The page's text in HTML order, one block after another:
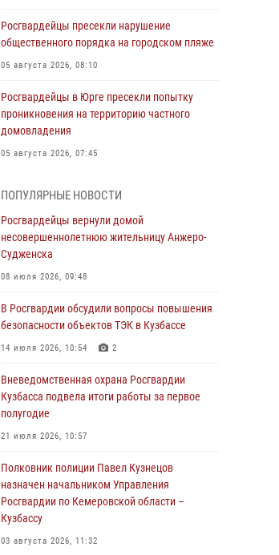
Росгвардейцы пресекли нарушение
общественного порядка на городском пляже
05 августа 2026, 08:10
Росгвардейцы в Юрге пресекли попытку
проникновения на территорию частного
домовладения
05 августа 2026, 07:45
бронзу чемпионата России по парашютно-
атлетическому многоборью
04 августа 2026, 10:48 2
Кузбассовцы высоко оценили качество
подразделениями ЛРР Росгвардии
04 августа 2026, 09:42
юных путешественников из Новокузнецка
04 августа 2026, 08:42
Росгвардейцы задержали нарушителя
кемеровской гостинице
04 августа 2026, 07:41
Кемеровские росгвардейцы пресекли
попытку хищения товара путем подмены
ПОПУЛЯРНЫЕ НОВОСТИ
Росгвардейцы вернули домой
несовершеннолетнюю жительницу Анжеро-
Судженска
08 июля 2026, 09:48
В Росгвардии обсудили вопросы повышения
безопасности объектов ТЭК в Кузбассе
14 июля 2026, 10:54 2
Вневедомственная охрана Росгвардии
Кузбасса подвела итоги работы за первое
полугодие
21 июля 2026, 10:57
Полковник полиции Павел Кузнецов
назначен начальником Управления
Росгвардии по Кемеровской области –
Кузбассу
03 августа 2026, 11:32